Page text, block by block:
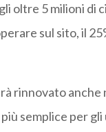
oltre 5 milioni di
sul sito, il
rinnovato anche
semplice per